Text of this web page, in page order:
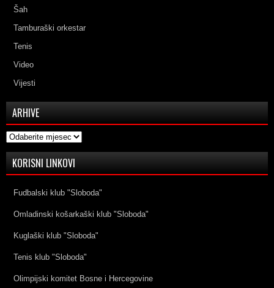
Šah
Tamburaški orkestar
Tenis
Video
Vijesti
ARHIVE
Arhive
KORISNI LINKOVI
Fudbalski klub "Sloboda"
Omladinski košarkaški klub "Sloboda"
Kuglaški klub "Sloboda"
Tenis klub "Sloboda"
Olimpijski komitet Bosne i Hercegovine